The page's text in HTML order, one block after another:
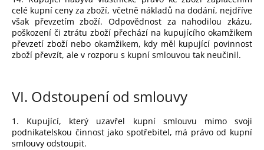
celé kupní ceny za zboží, včetně nákladů na dodání, nejdříve
však převzetím zboží. Odpovědnost za nahodilou zkázu,
poškození či ztrátu zboží přechází na kupujícího okamžikem
převzetí zboží nebo okamžikem, kdy měl kupující povinnost
zboží převzít, ale v rozporu s kupní smlouvou tak neučinil.
VI. Odstoupení od smlouvy
1. Kupující, který uzavřel kupní smlouvu mimo svoji
podnikatelskou činnost jako spotřebitel, má právo od kupní
smlouvy odstoupit.